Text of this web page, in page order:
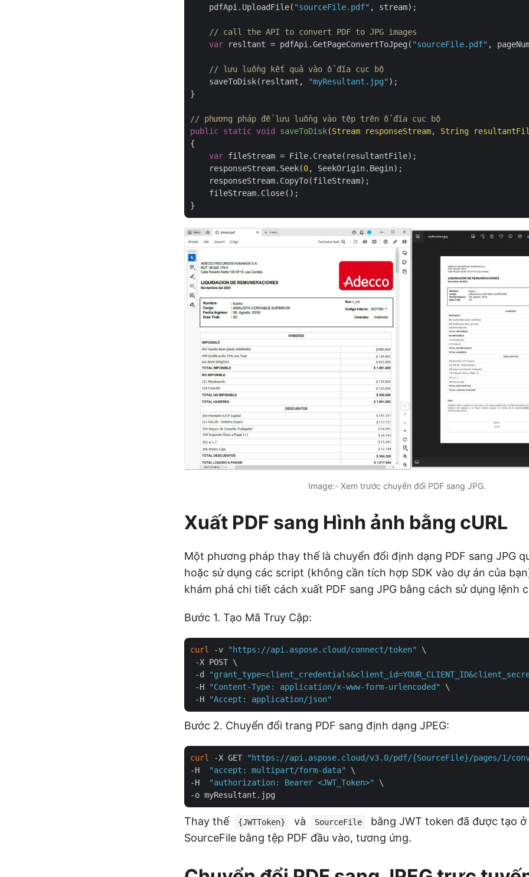
    pdfApi.UploadFile(
"sourceFile.pdf" , stream);
// call the API to convert PDF to JPG images
var resltant = pdfApi.GetPageConvertToJpeg( "sourceFile.pdf" ,
// lưu luồng kết quả vào ổ đĩa cục bộ
    saveToDisk(resltant,
"myResultant.jpg" );
}
// phương pháp để lưu luồng vào tệp trên ổ đĩa cục bộ
public static void saveToDisk(Stream responseStream, String
{
var fileStream = File.Create(resultantFile);
    responseStream.Seek(
0, SeekOrigin.Begin);
    responseStream.CopyTo(fileStream);
    fileStream.Close();
Image:- Xem trước chuyển đổi PDF sang JPG.
Xuất PDF sang Hình ảnh bằng cURL
Một phương pháp thay thế là chuyển đổi định dạng PDF sang JPG
hoặc sử dụng các script (không cần tích hợp SDK vào dự án của
khám phá chi tiết cách xuất PDF sang JPG bằng cách sử dụng lệnh
Bước 1. Tạo Mã Truy Cập:
curl -v "https://api.aspose.cloud/connect/token"
\
-X POST \
-d
-H
"Content-Type: application/x-www-form-urlencoded"
\
-H
"Accept: application/json"
Bước 2. Chuyển đổi trang PDF sang định dạng JPEG:
curl -X GET
"https://api.aspose.cloud/v3.0/pdf/{SourceFile}/pages/1/
-H
"accept: multipart/form-data"
\
-H
"authorization: Bearer <JWT_Token>"
\
Thay thế {JWTToken} và SourceFile
bằng JWT token đã được tạo
SourceFile bằng tệp PDF đầu vào, tương ứng.